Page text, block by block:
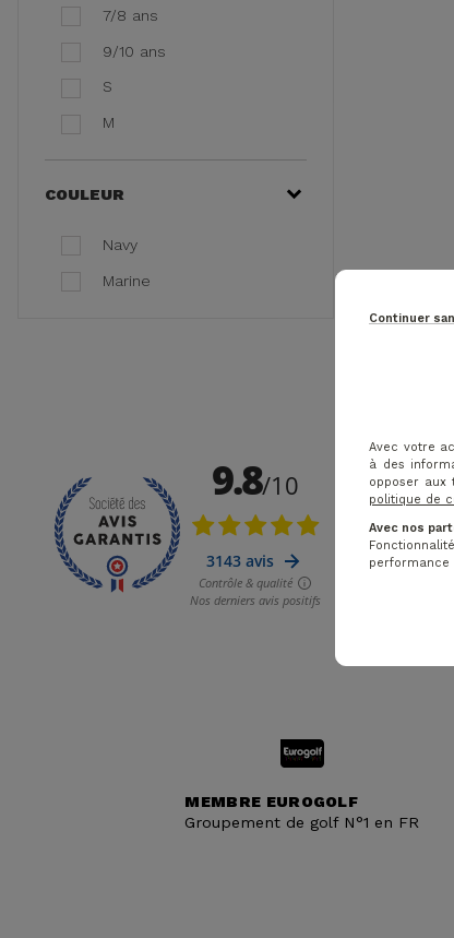
7/8 ans
9/10 ans
S
M
COULEUR
Navy
Marine
MEMBRE EUROGOLF
Groupement de golf N°1 en FR
Continuer
Avec votre
à des
opposer
politique de
Avec nos
performance